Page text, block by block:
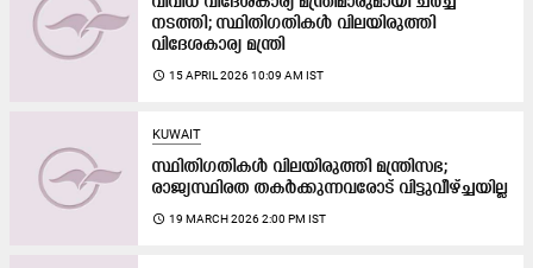
നടത്തി; സ്ഥിതിഗതികൾ വിലയിരുത്തി
വിദേശകാര്യ മന്ത്രി
access_time 15 APRIL 2026 10:09 AM IST
KUWAIT
സ്ഥിതിഗതികൾ വിലയിരുത്തി മന്ത്രിസഭ;
രാജ്യസ്ഥിരത തകർക്കുന്നവരോട് വിട്ടുവീഴ്ച്ചയില്ല
access_time 19 MARCH 2026 2:00 PM IST